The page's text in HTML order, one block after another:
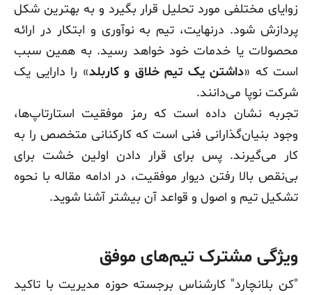
زوایای مختلفی مورد تحلیل قرار بگیرد و به بهترین شکل
پردازش شود. درنهایت، تیم به نوآوری و ابتکار در ارائه
محصولات یا خدمات خود خواهد رسید. به همین سبب
است که «داشتن یک تیم خلاق و کاربلد» را دارایی یک
شرکت نوپا می‌دانند.
تجربه نشان داده است که رمز موفقیت استارتاپ‌ها،
وجود بنیان‌گذارانی فنی است که کارکنانی متخصص را به
کار می‌گیرند. پس برای قرار دادن اولین خشت برای
بی‌نقص بالا رفتن دیوار موفقیت، در ادامه مقاله با نحوه
تشکیل تیم و اصول و قواعد آن بیشتر آشنا شوید.
ویژگی مشترک تیم‌های موفق
"کن بلانچارد" کارشناس برجسته حوزه مدیریت با تاکید